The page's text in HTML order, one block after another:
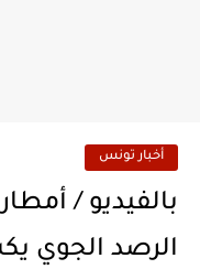
أخبار تونس
بالفيديو /